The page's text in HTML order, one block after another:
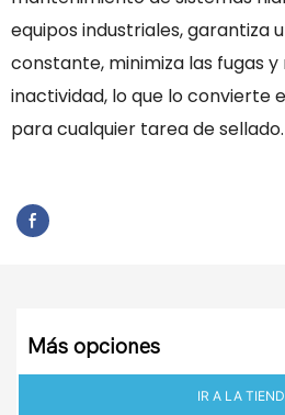
equipos industriales, garantiza
constante, minimiza las fugas
inactividad, lo que lo convierte
para cualquier tarea de sellado.
Más opciones
IR A LA